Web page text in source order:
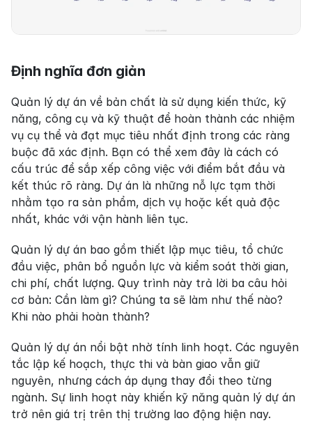
Định nghĩa đơn giản
Quản lý dự án về bản chất là sử dụng kiến thức, kỹ
năng, công cụ và kỹ thuật để hoàn thành các nhiệm
vụ cụ thể và đạt mục tiêu nhất định trong các ràng
buộc đã xác định. Bạn có thể xem đây là cách có
cấu trúc để sắp xếp công việc với điểm bắt đầu và
kết thúc rõ ràng. Dự án là những nỗ lực tạm thời
nhằm tạo ra sản phẩm, dịch vụ hoặc kết quả độc
nhất, khác với vận hành liên tục.
Quản lý dự án bao gồm thiết lập mục tiêu, tổ chức
đầu việc, phân bổ nguồn lực và kiểm soát thời gian,
chi phí, chất lượng. Quy trình này trả lời ba câu hỏi
cơ bản: Cần làm gì? Chúng ta sẽ làm như thế nào?
Khi nào phải hoàn thành?
Quản lý dự án nổi bật nhờ tính linh hoạt. Các nguyên
tắc lập kế hoạch, thực thi và bàn giao vẫn giữ
nguyên, nhưng cách áp dụng thay đổi theo từng
ngành. Sự linh hoạt này khiến kỹ năng quản lý dự án
trở nên giá trị trên thị trường lao động hiện nay.